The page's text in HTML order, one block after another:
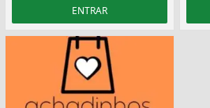
ENTRAR